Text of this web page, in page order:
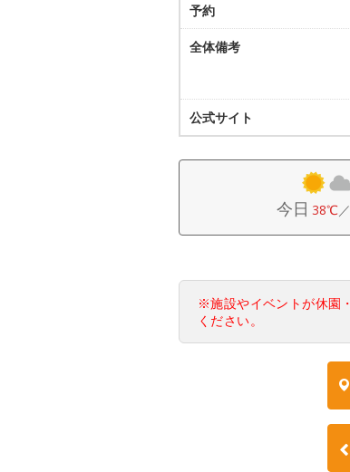
予約
全体備考
公式サイト
今日 38℃
※施設やイベントが休園
ください。